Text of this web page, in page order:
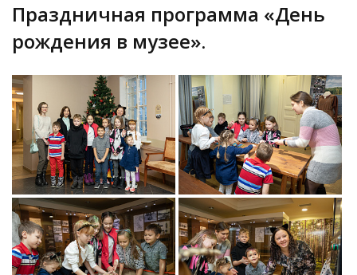
Праздничная программа «День
рождения в музее».